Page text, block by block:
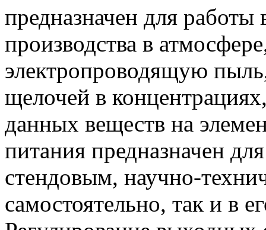
предназначен для
производства в
электропроводящую
щелочей в
данных веществ на
питания предназначен
стендовым, научно-
самостоятельно, так и в